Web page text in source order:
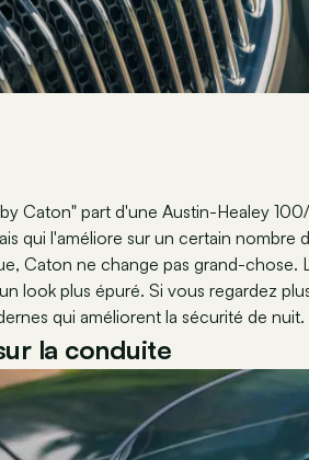
Caton" part d'une Austin-Healey
qui l'améliore sur un certain
Caton ne change pas grand-
look plus épuré. Si vous regardez
qui améliorent la sécurité de nuit.
la conduite